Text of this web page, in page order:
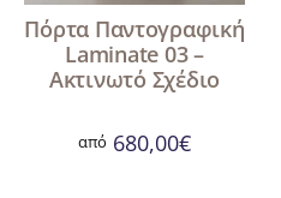
Πόρτα Παντογραφική
Laminate 03 –
Ακτινωτό Σχέδιο
από 680,00€